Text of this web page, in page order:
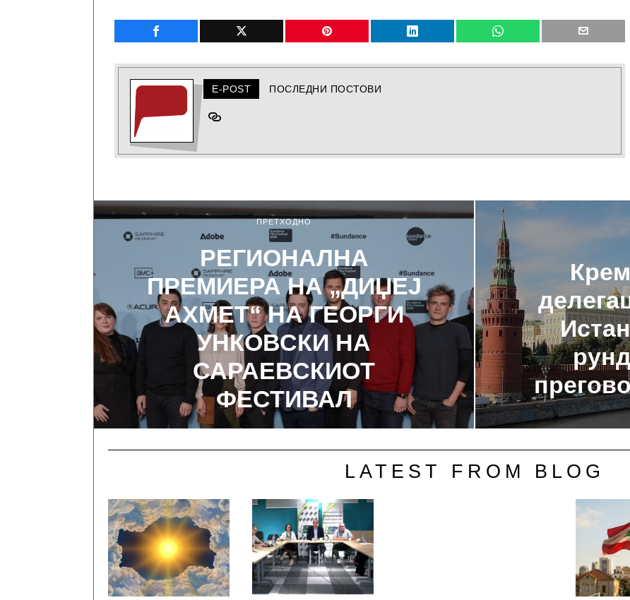
E-POST ПОСЛЕДНИ ПОСТОВИ
ПРЕТХОДНО
РЕГИОНАЛНА
ПРЕМИЕРА НА „ДИЏЕЈ
АХМЕТ“ НА ГЕОРГИ
УНКОВСКИ НА
САРАЕВСКИОТ
ФЕСТИВАЛ
LATEST FROM BLOG